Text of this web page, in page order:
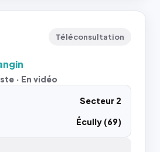
Téléconsultation
· En vidéo
Secteur 2
Écully (69)